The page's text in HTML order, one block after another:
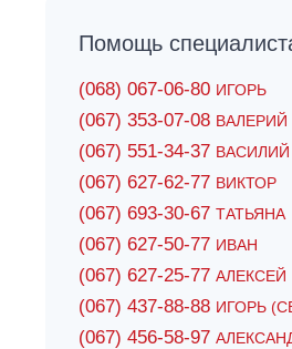
Помощь
(068) 067-06-80 ИГОРЬ
(067) 353-07-08 ВАЛЕРИЙ
(067) 551-34-37 ВАСИЛИЙ
(067) 627-62-77 ВИКТОР
(067) 693-30-67 ТАТЬЯНА
(067) 627-50-77 ИВАН
(067) 627-25-77 АЛЕКСЕЙ
(067) 437-88-88 ИГОРЬ
(067) 456-58-97